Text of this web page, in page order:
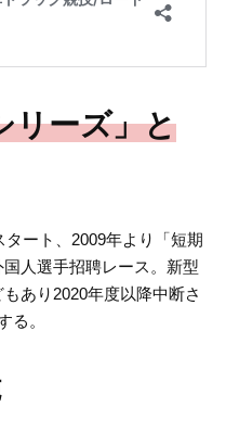
リーズ」と
ート、2009年より「短期
人選手招聘レース。新型
あり2020年度以降中断さ
る。